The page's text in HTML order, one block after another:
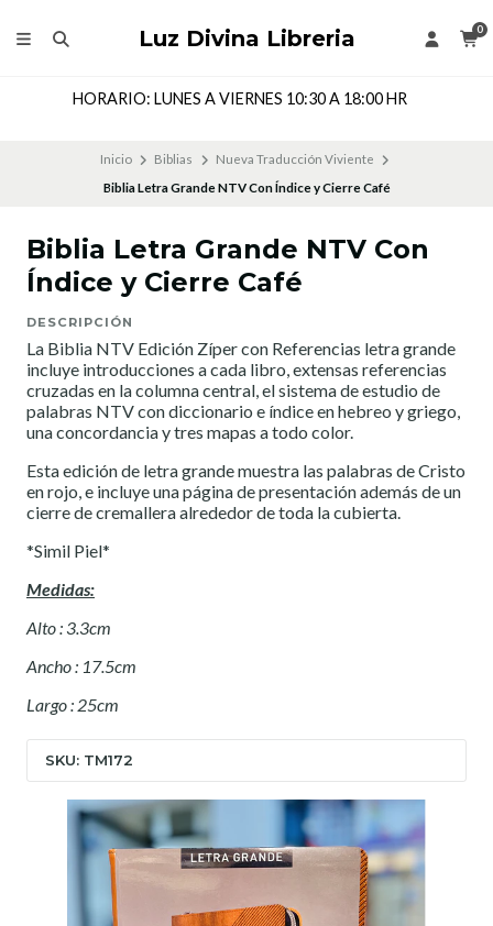
Luz Divina Libreria 0
Dirección: Cochrane 143 Local 205, Segundo Piso, Coronel,
Inicio Biblias
Nueva Traducción Viviente
Biblia Letra Grande NTV Con Índice y Cierre Café
Biblia Letra Grande NTV Con
Índice y Cierre Café
DESCRIPCIÓN
La Biblia NTV Edición Zíper con Referencias letra grande
incluye introducciones a cada libro, extensas referencias
cruzadas en la columna central, el sistema de estudio de
palabras NTV con diccionario e índice en hebreo y griego,
una concordancia y tres mapas a todo color.
Esta edición de letra grande muestra las palabras de Cristo
en rojo, e incluye una página de presentación además de un
cierre de cremallera alrededor de toda la cubierta.
*Simil Piel*
Medidas:
Alto : 3.3cm
Ancho : 17.5cm
Largo : 25cm
SKU: TM172